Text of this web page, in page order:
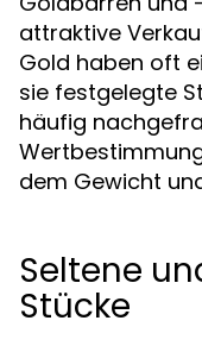
attraktive
Gold haben oft
sie festgelegte
häufig
dem Gewicht
Seltene
Stücke